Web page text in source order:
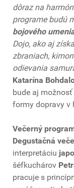
dôraz na
programe budú
bojového
Dojo, ako aj
zbraniach,
odievania
Katarína
bude aj možnosť
formy dopravy v
Večerný
Degustačná
interpretáciu
šéfkuchárov
pracuje s